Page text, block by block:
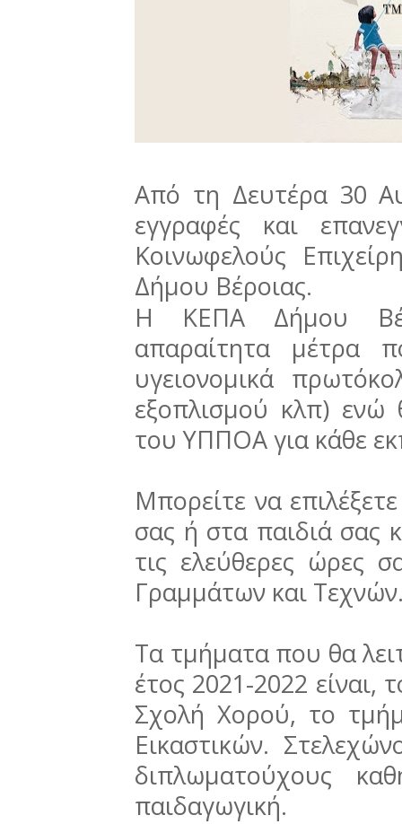
Από τη Δευτέρα 30
εγγραφές και
Κοινωφελούς
Δήμου Βέροιας.
Η ΚΕΠΑ Δήμου
απαραίτητα μέτρα
υγειονομικά
εξοπλισμού κλπ) ενώ
του ΥΠΠΟΑ για κάθε
Μπορείτε να
σας ή στα παιδιά σας
τις ελεύθερες ώρες
Γραμμάτων και
Τα τμήματα που θα
έτος 2021-2022 είναι,
Σχολή Χορού, το
Εικαστικών.
διπλωματούχους
παιδαγωγική.